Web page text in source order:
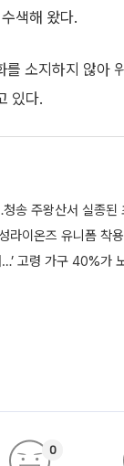
색해 왔다.
를 소지하지 않아
있다.
송 주왕산서 실종된
라이온즈 유니폼 착
고령 가구 40%가
0